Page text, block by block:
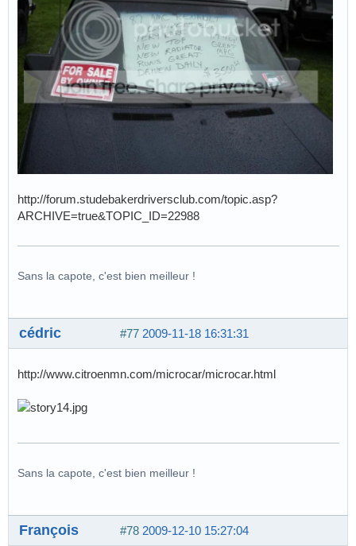
http://forum.studebakerdriversclub.com/topic.asp?
ARCHIVE=true&TOPIC_ID=22988
Sans la capote, c'est bien meilleur !
#77 2009-11-18 16:31:31
cédric
http://www.citroenmn.com/microcar/microcar.html
Sans la capote, c'est bien meilleur !
#78 2009-12-10 15:27:04
François